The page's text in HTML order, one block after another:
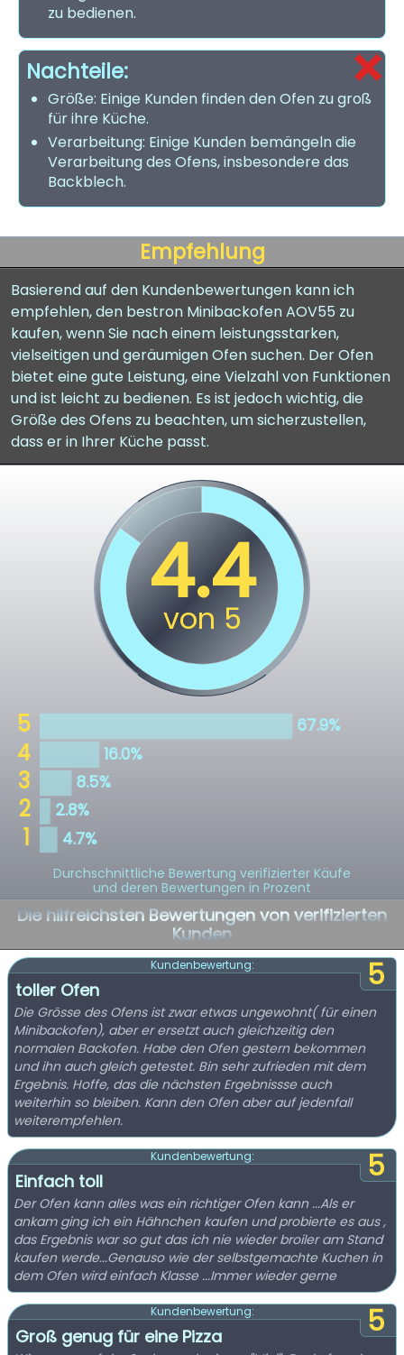
zu bedienen.
Nachteile:
Größe: Einige Kunden finden den Ofen zu groß
für ihre Küche.
Verarbeitung: Einige Kunden bemängeln die
Verarbeitung des Ofens, insbesondere das
Backblech.
Empfehlung
Basierend auf den Kundenbewertungen kann ich
empfehlen, den bestron Minibackofen AOV55 zu
kaufen, wenn Sie nach einem leistungsstarken,
vielseitigen und geräumigen Ofen suchen. Der Ofen
bietet eine gute Leistung, eine Vielzahl von Funktionen
und ist leicht zu bedienen. Es ist jedoch wichtig, die
Größe des Ofens zu beachten, um sicherzustellen,
dass er in Ihrer Küche passt.
Durchschnittliche Bewertung verifizierter Käufe
und deren Bewertungen in Prozent
Die hilfreichsten Bewertungen von verifizierten
Kunden
5
Kundenbewertung:
toller Ofen
Die Grösse des Ofens ist zwar etwas ungewohnt( für einen
Minibackofen), aber er ersetzt auch gleichzeitig den
normalen Backofen. Habe den Ofen gestern bekommen
und ihn auch gleich getestet. Bin sehr zufrieden mit dem
Ergebnis. Hoffe, das die nächsten Ergebnissse auch
weiterhin so bleiben. Kann den Ofen aber auf jedenfall
weiterempfehlen.
5
Kundenbewertung:
Einfach toll
Der Ofen kann alles was ein richtiger Ofen kann ...Als er
ankam ging ich ein Hähnchen kaufen und probierte es aus ,
das Ergebnis war so gut das ich nie wieder broiler am Stand
kaufen werde...Genauso wie der selbstgemachte Kuchen in
dem Ofen wird einfach Klasse ...Immer wieder gerne
5
Kundenbewertung:
Groß genug für eine Pizza